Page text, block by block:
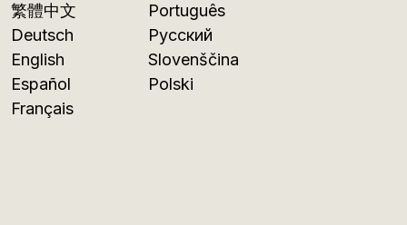
繁體中文
Deutsch
English
Español
Français
Português
Русский
Slovenščina
Polski